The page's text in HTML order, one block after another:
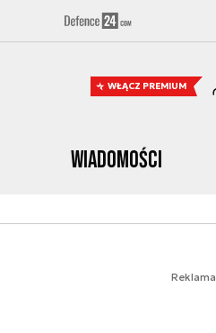
WŁĄCZ PREMIUM
Wiadomości
Reklama